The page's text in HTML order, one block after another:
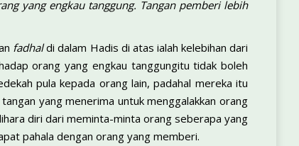
yang engkau tanggung. Tangan pemberi lebih
fadhaldi dalam Hadis di atas ialah kelebihan dari
orang yang engkau tanggungitu tidak boleh
pula kepada orang lain, padahal mereka itu
yang menerima untuk menggalakkan orang
diri dari meminta-minta orang seberapa yang
pahala dengan orang yang memberi.